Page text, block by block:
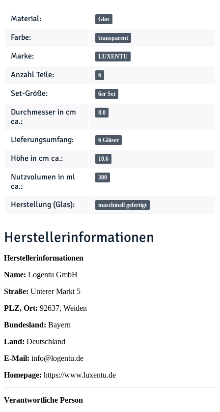
Produkteigenschaft
Wert
Material: Glas
Farbe: transparent
Marke: LUXENTU
Anzahl Teile: 6
Set-Größe: 6er Set
Durchmesser in cm
ca.:
8.0
Lieferungsumfang: 6 Gläser
Höhe in cm ca.: 10.6
Nutzvolumen in ml
ca.:
300
Herstellung (Glas): maschinell gefertigt
Herstellerinformationen
Herstellerinformationen
Name: Logentu GmbH
Straße: Unterer Markt 5
PLZ, Ort: 92637, Weiden
Bundesland: Bayern
Land: Deutschland
E-Mail: info@logentu.de
Homepage: https://www.luxentu.de
Verantwortliche Person